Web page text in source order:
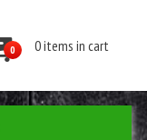
0 0 items in cart